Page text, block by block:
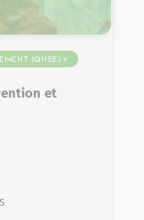
(QHSE) >
et